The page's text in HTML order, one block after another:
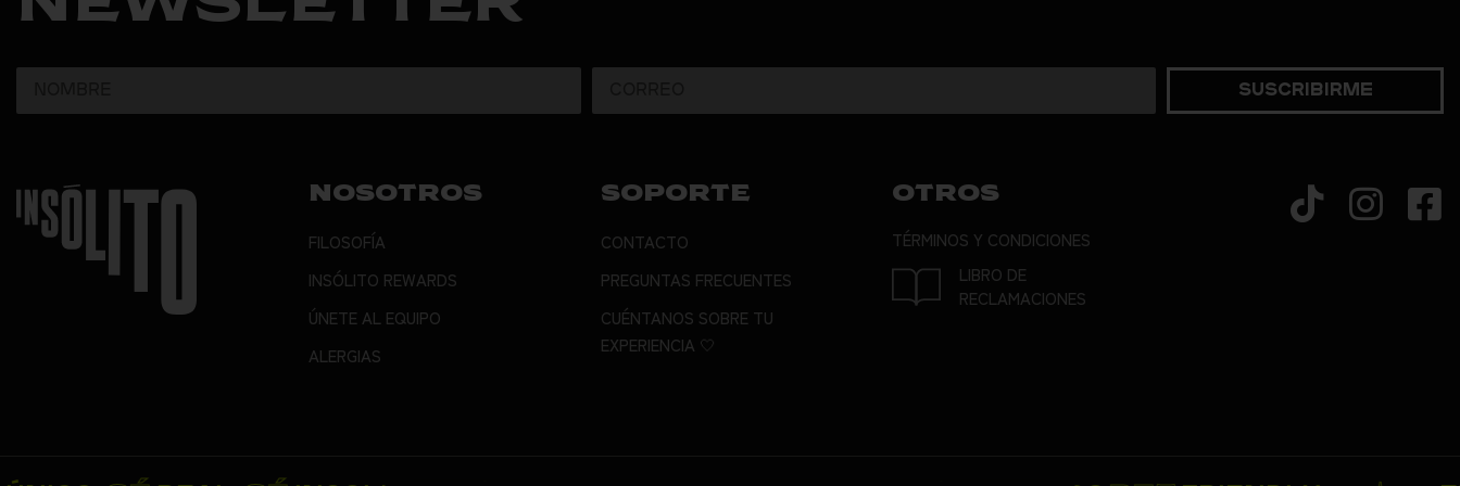
Suscribirme
NOSOTROS
FILOSOFÍA
INSÓLITO REWARDS
ÚNETE AL EQUIPO
ALERGIAS
SOPORTE
CONTACTO
PREGUNTAS FRECUENTES
CUÉNTANOS SOBRE TU
EXPERIENCIA 🤍
OTROS
TÉRMINOS Y CONDICIONES
LIBRO DE
RECLAMACIONES